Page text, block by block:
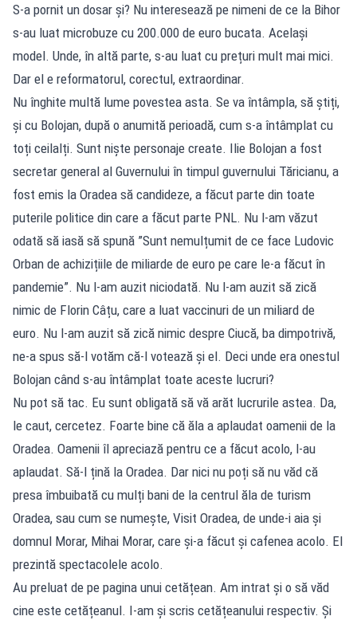
S-a pornit un dosar și? Nu interesează pe nimeni de ce la Bihor
s-au luat microbuze cu 200.000 de euro bucata. Același
model. Unde, în altă parte, s-au luat cu prețuri mult mai mici.
Dar el e reformatorul, corectul, extraordinar.
Nu înghite multă lume povestea asta. Se va întâmpla, să știți,
și cu Bolojan, după o anumită perioadă, cum s-a întâmplat cu
toți ceilalți. Sunt niște personaje create. Ilie Bolojan a fost
secretar general al Guvernului în timpul guvernului Tăricianu, a
fost emis la Oradea să candideze, a făcut parte din toate
puterile politice din care a făcut parte PNL. Nu l-am văzut
odată să iasă să spună ”Sunt nemulțumit de ce face Ludovic
Orban de achizițiile de miliarde de euro pe care le-a făcut în
pandemie”. Nu l-am auzit niciodată. Nu l-am auzit să zică
nimic de Florin Câțu, care a luat vaccinuri de un miliard de
euro. Nu l-am auzit să zică nimic despre Ciucă, ba dimpotrivă,
ne-a spus să-l votăm că-l votează și el. Deci unde era onestul
Bolojan când s-au întâmplat toate aceste lucruri?
Nu pot să tac. Eu sunt obligată să vă arăt lucrurile astea. Da,
le caut, cercetez. Foarte bine că ăla a aplaudat oamenii de la
Oradea. Oamenii îl apreciază pentru ce a făcut acolo, l-au
aplaudat. Să-l țină la Oradea. Dar nici nu poți să nu văd că
presa îmbuibată cu mulți bani de la centrul ăla de turism
Oradea, sau cum se numește, Visit Oradea, de unde-i aia și
domnul Morar, Mihai Morar, care și-a făcut și cafenea acolo. El
prezintă spectacolele acolo.
Au preluat de pe pagina unui cetățean. Am intrat și o să văd
cine este cetățeanul. I-am și scris cetățeanului respectiv. Și